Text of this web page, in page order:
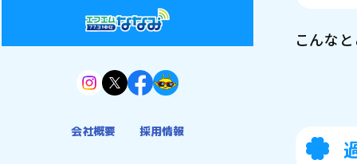
会社概要 採用情報
こんな